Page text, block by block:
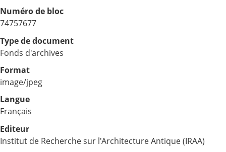
Numéro de bloc
74757677
Type de document
Fonds d'archives
Format
image/jpeg
Langue
Français
Editeur
Institut de Recherche sur l'Architecture Antique (IRAA)